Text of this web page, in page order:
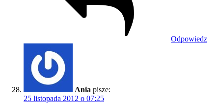
Odpowiedz
Ania pisze:
25 listopada 2012 o 07:25